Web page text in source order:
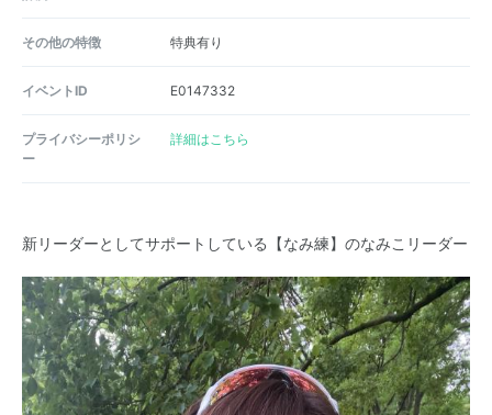
その他の特徴 特典有り
イベントID E0147332
プライバシーポリシ
ー
詳細はこちら
新リーダーとしてサポートしている【なみ練】のなみこリーダー